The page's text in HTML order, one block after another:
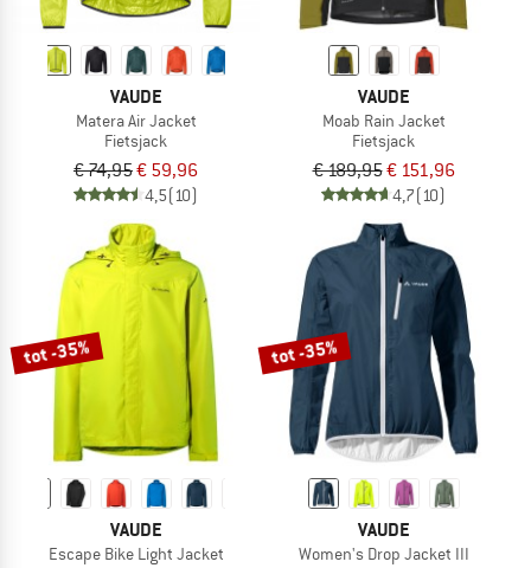
VAUDE
Matera Air Jacket
Fietsjack
€ 74,95€ 59,96
4,5(10)
VAUDE
Moab Rain Jacket
Fietsjack
€ 189,95€ 151,96
4,7(10)
tot -35%
VAUDE
Escape Bike Light Jacket
tot -35%
VAUDE
Women's Drop Jacket III